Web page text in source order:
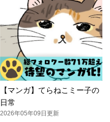
【マンガ】てらねこミー子の
日常
2026年05年09日更新